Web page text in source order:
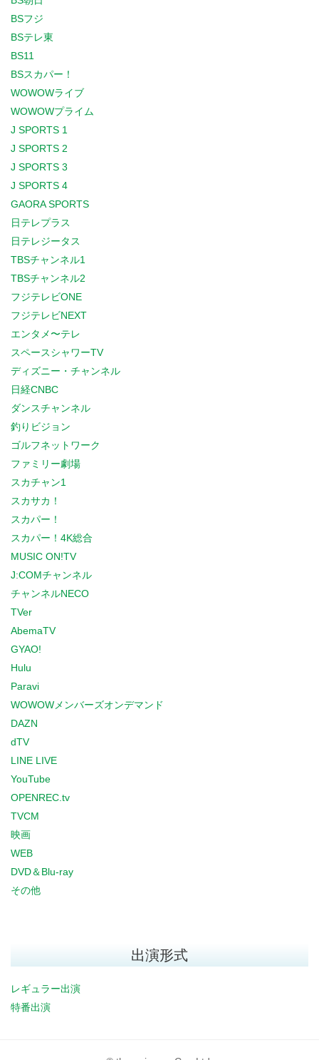
BSフジ
BSテレ東
BS11
BSスカパー！
WOWOWライブ
WOWOWプライム
J SPORTS 1
J SPORTS 2
J SPORTS 3
J SPORTS 4
GAORA SPORTS
日テレプラス
日テレジータス
TBSチャンネル1
TBSチャンネル2
フジテレビONE
フジテレビNEXT
エンタメ〜テレ
スペースシャワーTV
ディズニー・チャンネル
日経CNBC
ダンスチャンネル
釣りビジョン
ゴルフネットワーク
ファミリー劇場
スカチャン1
スカサカ！
スカパー！
スカパー！4K総合
MUSIC ON!TV
J:COMチャンネル
チャンネルNECO
TVer
AbemaTV
GYAO!
Hulu
Paravi
WOWOWメンバーズオンデマンド
DAZN
dTV
LINE LIVE
YouTube
OPENREC.tv
TVCM
映画
WEB
DVD＆Blu-ray
その他
出演形式
レギュラー出演
特番出演